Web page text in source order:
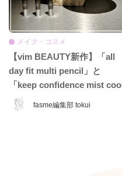
fasme編集部 tokui
メイク・コスメ
【vim BEAUTY新作】「all
day fit multi pencil」と
「keep confidence mist cool
EX」をレビュー♡ 夏のお直
しに頼れるコスメをチェッ